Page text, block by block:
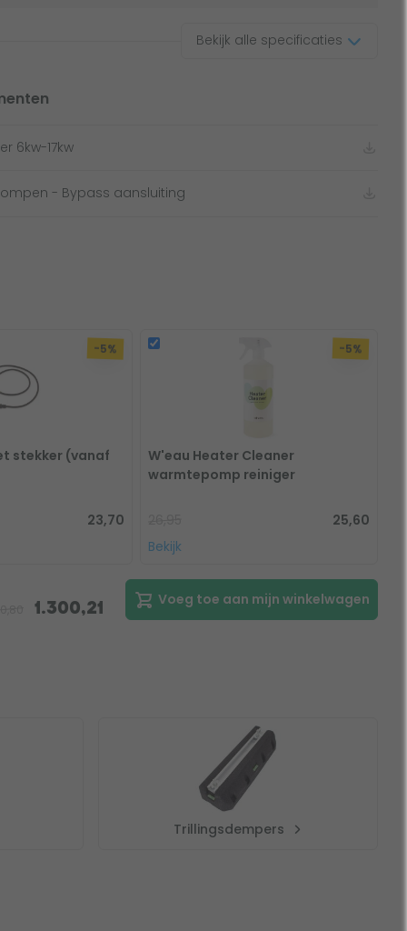
Bekijk alle specificaties
6kw-17kw
- Bypass aansluiting
-5%
stekker (vanaf
23,70
-5%
W'eau Heater Cleaner
warmtepomp reiniger
25,60
Bekijk
1.300,21
Voeg toe aan mijn winkelwagen
Trillingsdempers